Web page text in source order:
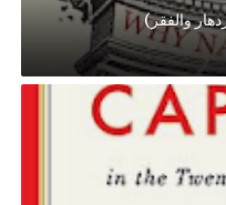
والفقر)